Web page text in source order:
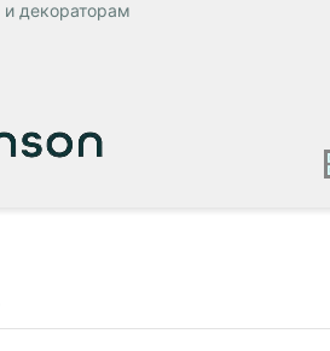
декораторам